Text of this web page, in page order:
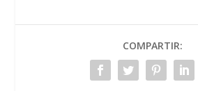
COMPARTIR: